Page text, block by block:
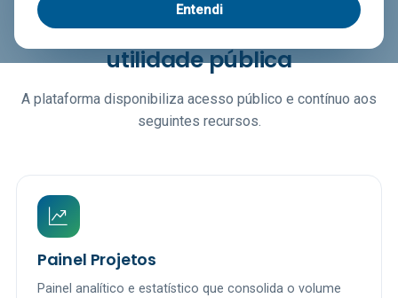
Entendi
Dados e ferramentas de
utilidade pública
A plataforma disponibiliza acesso público e contínuo aos
seguintes recursos.
Painel Projetos
Painel analítico e estatístico que consolida o volume